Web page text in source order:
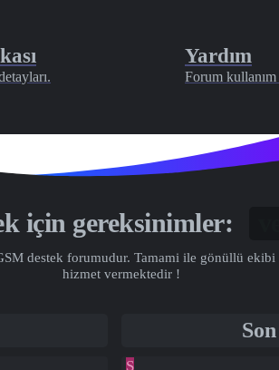
Yardım
Forum kullanım
için gereksinimler:
destek forumudur. Tamami ile gönüllü ekibi
hizmet vermektedir !
S